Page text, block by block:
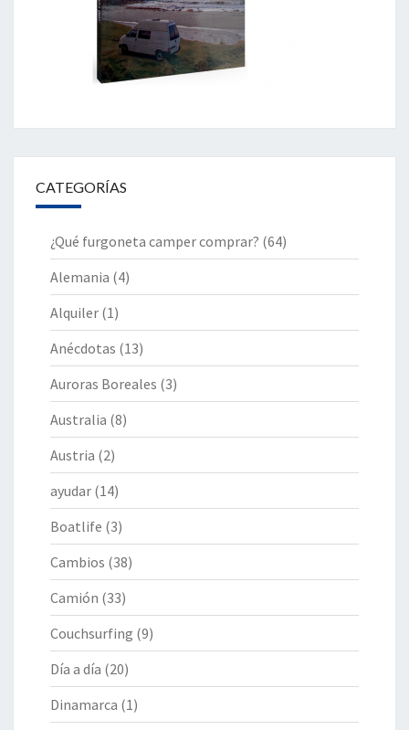
CATEGORÍAS
¿Qué furgoneta camper comprar? (64)
Alemania (4)
Alquiler (1)
Anécdotas (13)
Auroras Boreales (3)
Australia (8)
Austria (2)
ayudar (14)
Boatlife (3)
Cambios (38)
Camión (33)
Couchsurfing (9)
Día a día (20)
Dinamarca (1)